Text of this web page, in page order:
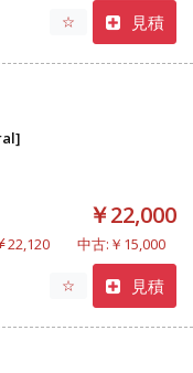
☆ 見積
￥22,000
22,120 中古:￥15,000
☆ 見積